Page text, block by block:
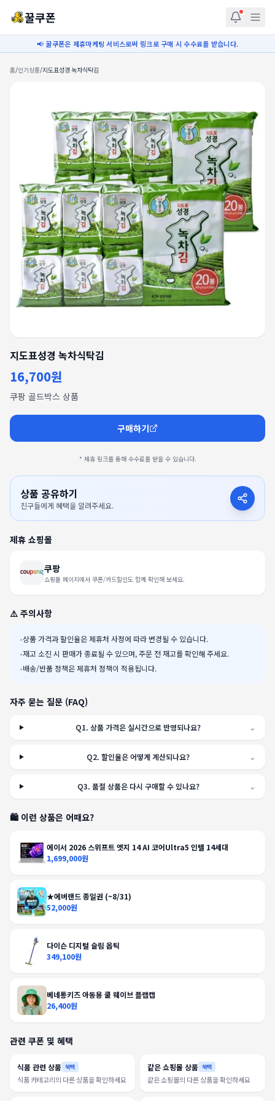
꿀쿠폰
📢 꿀쿠폰은 제휴마케팅 서비스로써 링크로 구매 시 수수료를 받습니다.
홈/인기상품/지도표성경 녹차식탁김
지도표성경 녹차식탁김
16,700원
쿠팡 골드박스 상품
구매하기
* 제휴 링크를 통해 수수료를 받을 수 있습니다.
상품 공유하기
친구들에게 혜택을 알려주세요.
제휴 쇼핑몰
쿠팡
쇼핑몰 페이지에서 쿠폰/카드할인도 함께 확인해 보세요.
⚠️ 주의사항
•상품 가격과 할인율은 제휴처 사정에 따라 변경될 수 있습니다.
•재고 소진 시 판매가 종료될 수 있으며, 주문 전 재고를 확인해 주세요.
•배송/반품 정책은 제휴처 정책이 적용됩니다.
자주 묻는 질문 (FAQ)
Q1.상품 가격은 실시간으로 반영되나요? ⌄
Q2.할인율은 어떻게 계산되나요? ⌄
Q3. 품절 상품은 다시 구매할 수 있나요? ⌄
🛍️ 이런 상품은 어때요?
에이서 2026 스위프트 엣지 14 AI 코어Ultra5 인텔 14세대
1,699,000원
★에버랜드 종일권 (~8/31)
52,000원
다이슨 디지털 슬림 옵틱
349,100원
베네통키즈 아동용 쿨 웨이브 플랩캡
26,400원
관련 쿠폰 및 혜택
식품 관련 상품 혜택
식품 카테고리의 다른 상품을 확인하세요
같은 쇼핑몰 상품 혜택
같은 쇼핑몰의 다른 상품을 확인하세요